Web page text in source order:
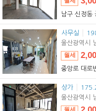
남구 신정동
임대
사무실
월세
임대
울산광역시
상가
월세
울산광역시